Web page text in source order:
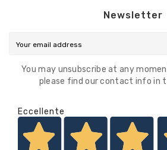
Newsletter
You may unsubscribe at any
please find our contact info in
Eccellente